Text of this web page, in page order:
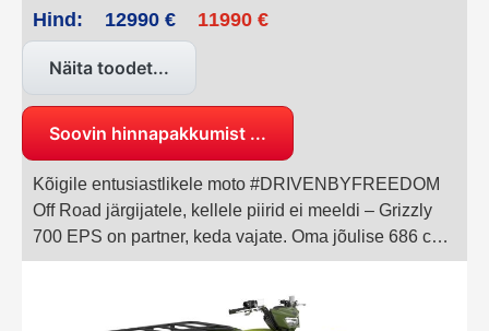
Hind:
12990 € 11990 €
Näita toodet...
Soovin hinnapakkumist ...
Kõigile entusiastlikele moto #DRIVENBYFREEDOM
Off Road järgijatele, kellele piirid ei meeldi – Grizzly
700 EPS on partner, keda vajate. Oma jõulise 686 cm³
mootori ja vastupidava šassiiga on Grizzly oma
kompaktseid maastikusõidukeid, pakkudes teile